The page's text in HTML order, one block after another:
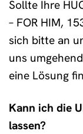
Sollte Ihre
– FOR HIM,
sich bitte an
uns
eine Lösung
Kann ich die
lassen?